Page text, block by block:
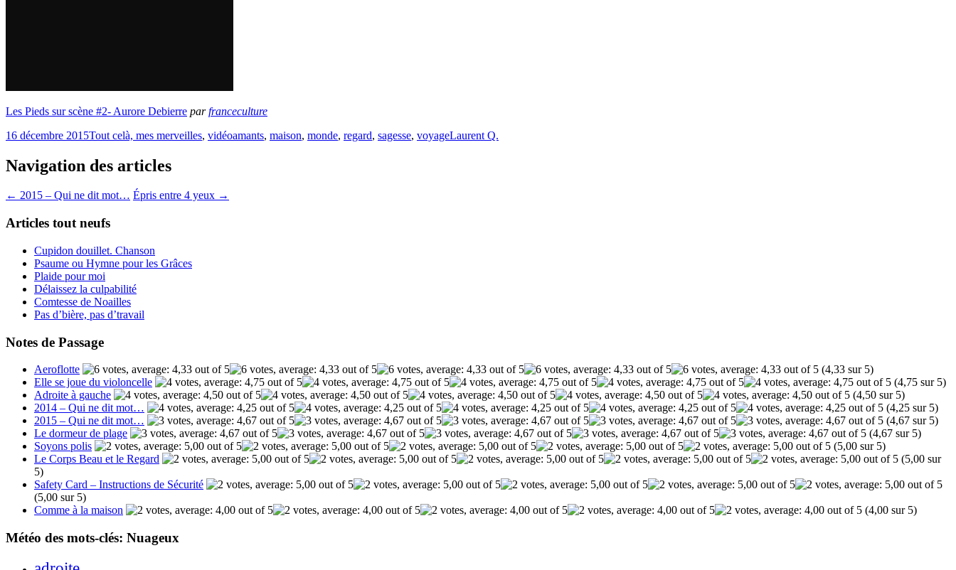
Les Pieds sur scène #2- Aurore Debierre parfranceculture
16 décembre 2015Tout celà, mes merveilles, vidéoamants, maison, monde, regard, sagesse, voyageLaurent Q.
Navigation des articles
← 2015 – Qui ne dit mot… Épris entre 4 yeux →
Articles tout neufs
Cupidon douillet. Chanson
Psaume ou Hymne pour les Grâces
Plaide pour moi
Délaissez la culpabilité
Comtesse de Noailles
Pas d’bière, pas d’travail
Notes de Passage
Aeroflotte
(4,33 sur 5)
Elle se joue du violoncelle
(4,75 sur 5)
Adroite à gauche
(4,50 sur 5)
2014 – Qui ne dit mot…
(4,25 sur 5)
2015 – Qui ne dit mot…
(4,67 sur 5)
Le dormeur de plage
(4,67 sur 5)
Soyons polis
(5,00 sur 5)
Le Corps Beau et le Regard
(5,00 sur
5)
Safety Card – Instructions de Sécurité
(5,00 sur 5)
Comme à la maison
(4,00 sur 5)
Météo des mots-clés: Nuageux